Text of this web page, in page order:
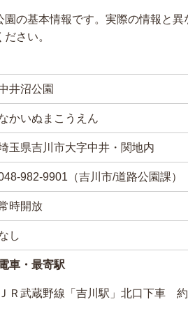
園の基本情報です。実際の情報と
さい。
井沼公園
かいぬまこうえん
玉県吉川市大字中井・関地内
982-9901（吉川市/道路公園課）
時開放
し
車・最寄駅
ＪＲ武蔵野線「吉川駅」北口下車